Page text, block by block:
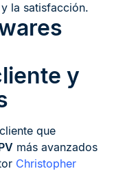
la satisfacción.
y
que
más avanzados
Christopher